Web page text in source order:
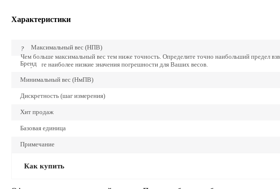
Характеристики
?
Чем больше максимальный вес тем ниже точность. Определите точно наибольший предел
получите наиболее низкие значения погрешности для Ваших весов.
Максимальный вес (НПВ)
Бренд
Минимальный вес (НмПВ)
Дискретность (шаг измерения)
Хит продаж
Базовая единица
Примечание
Как купить